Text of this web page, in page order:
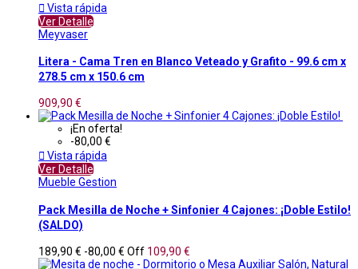
 Vista rápida
Ver Detalle
Meyvaser
Litera - Cama Tren en Blanco Veteado y Grafito - 99.6 cm x
278.5 cm x 150.6 cm
909,90 €
¡En oferta!
-80,00 €
 Vista rápida
Ver Detalle
Mueble Gestion
Pack Mesilla de Noche + Sinfonier 4 Cajones: ¡Doble Estilo!
(SALDO)
189,90 € -80,00 € Off 109,90 €